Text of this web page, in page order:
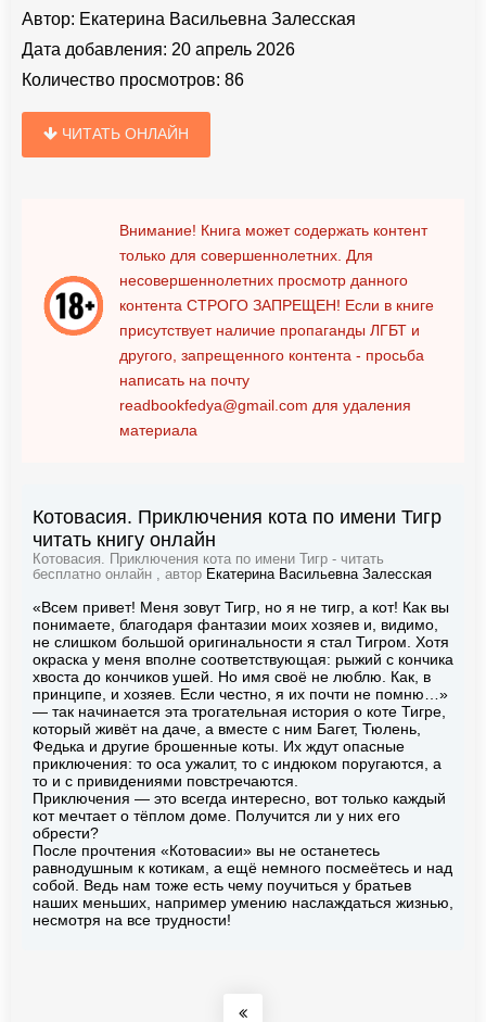
Автор: Екатерина Васильевна Залесская
Дата добавления: 20 апрель 2026
Количество просмотров: 86
ЧИТАТЬ ОНЛАЙН
Внимание! Книга может содержать контент
только для совершеннолетних. Для
несовершеннолетних просмотр данного
контента СТРОГО ЗАПРЕЩЕН! Если в книге
присутствует наличие пропаганды ЛГБТ и
другого, запрещенного контента - просьба
написать на почту
readbookfedya@gmail.com для удаления
материала
Котовасия. Приключения кота по имени Тигр
читать книгу онлайн
Котовасия. Приключения кота по имени Тигр - читать
бесплатно онлайн , автор Екатерина Васильевна Залесская
«Всем привет! Меня зовут Тигр, но я не тигр, а кот! Как вы
понимаете, благодаря фантазии моих хозяев и, видимо,
не слишком большой оригинальности я стал Тигром. Хотя
окраска у меня вполне соответствующая: рыжий с кончика
хвоста до кончиков ушей. Но имя своё не люблю. Как, в
принципе, и хозяев. Если честно, я их почти не помню…»
— так начинается эта трогательная история о коте Тигре,
который живёт на даче, а вместе с ним Багет, Тюлень,
Федька и другие брошенные коты. Их ждут опасные
приключения: то оса ужалит, то с индюком поругаются, а
то и с привидениями повстречаются.
Приключения — это всегда интересно, вот только каждый
кот мечтает о тёплом доме. Получится ли у них его
обрести?
После прочтения «Котовасии» вы не останетесь
равнодушным к котикам, а ещё немного посмеётесь и над
собой. Ведь нам тоже есть чему поучиться у братьев
наших меньших, например умению наслаждаться жизнью,
несмотря на все трудности!